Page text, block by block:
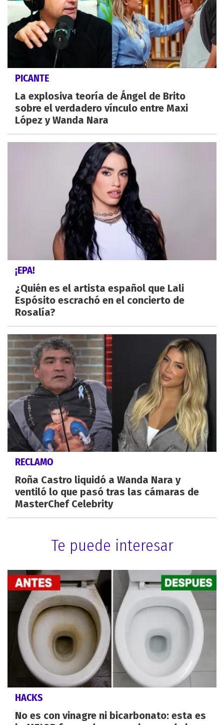
PICANTE
La explosiva teoría de Ángel de Brito
sobre el verdadero vínculo entre Maxi
López y Wanda Nara
¡EPA!
¿Quién es el artista español que Lali
Espósito escrachó en el concierto de
Rosalía?
RECLAMO
Roña Castro liquidó a Wanda Nara y
ventiló lo que pasó tras las cámaras de
MasterChef Celebrity
Te puede interesar
HACKS
No es con vinagre ni bicarbonato: esta es